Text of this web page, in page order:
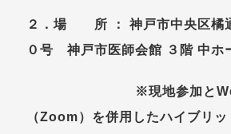
２．場 所 ： 神戸市中央区橘
０号 神戸市医師会館 ３階 中ホ
※現地参加とWeb
（Zoom）を併用したハイブリッ